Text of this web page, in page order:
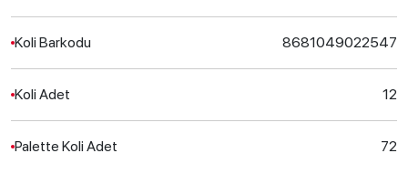
Koli Barkodu 8681049022547
Koli Adet 12
Palette Koli Adet 72